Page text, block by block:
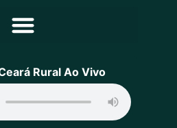
Rural Ao Vivo